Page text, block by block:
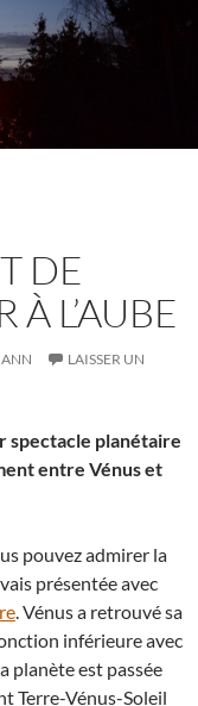
DE
L’AUBE
LAISSER UN
spectacle planétaire
entre Vénus et
pouvez admirer la
présentée avec
. Vénus a retrouvé sa
inférieure avec
planète est passée
Terre-Vénus-Soleil